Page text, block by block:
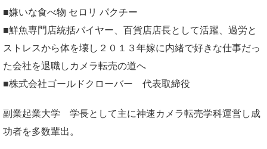
■嫌いな食べ物 セロリ パクチー
■鮮魚専門店統括バイヤー、百貨店店長として活躍、過労と
ストレスから体を壊し２０１３年嫁に内緒で好きな仕事だっ
た会社を退職しカメラ転売の道へ
■株式会社ゴールドクローバー 代表取締役
副業起業大学 学長として主に神速カメラ転売学科運営し成
功者を多数輩出。